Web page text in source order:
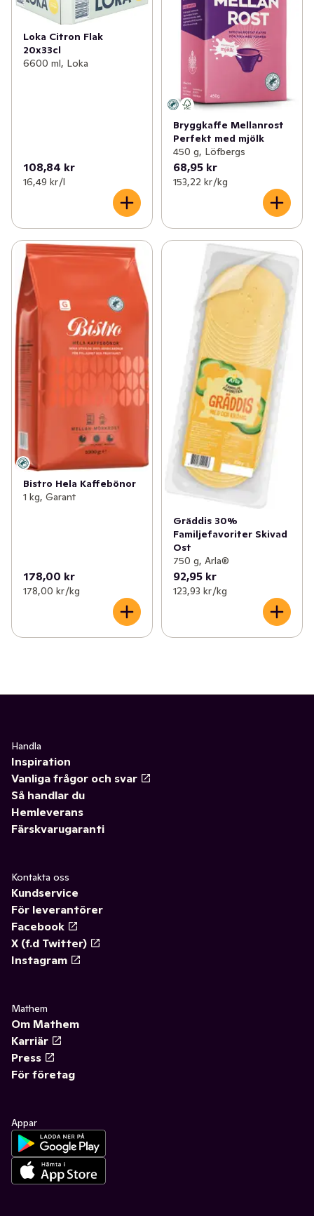
Loka Citron Flak
20x33cl
6600 ml, Loka
108,84 kr
16,49 kr /l
Bryggkaffe Mellanrost
Perfekt med mjölk
450 g, Löfbergs
68,95 kr
153,22 kr /kg
Bistro Hela Kaffebönor
1 kg, Garant
178,00 kr
178,00 kr /kg
Gräddis 30%
Familjefavoriter Skivad
Ost
750 g, Arla®
92,95 kr
123,93 kr /kg
Handla
Inspiration
Vanliga frågor och svar
Så handlar du
Hemleverans
Färskvarugaranti
Kontakta oss
Kundservice
För leverantörer
Facebook
X (f.d Twitter)
Instagram
Mathem
Om Mathem
Karriär
Press
För företag
Appar